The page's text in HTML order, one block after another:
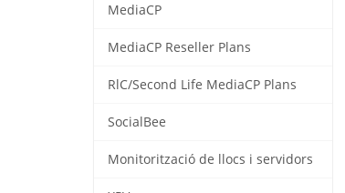
MediaCP
MediaCP Reseller Plans
RlC/Second Life MediaCP Plans
SocialBee
Monitorització de llocs i servidors